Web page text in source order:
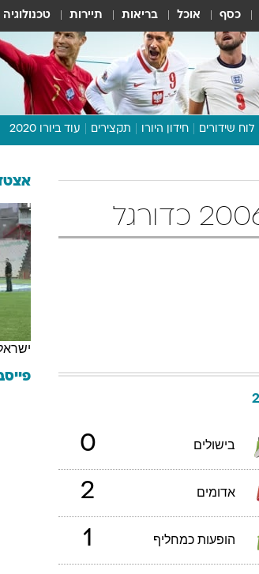
כסף אוכל בריאות תיירות טכנולוגיה
לוח שידורים חידון היורו תקצירים עוד ביורו 2020
תכנית היורו
דעות ופרשנויות
וואלה! ספורט
בישולים 0
אדומים 2
הופעות כמחליף 1